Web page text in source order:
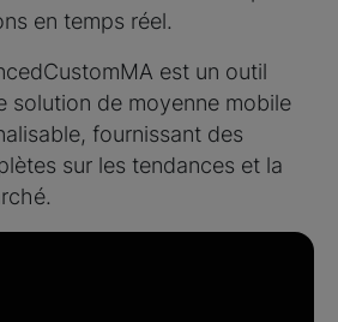
en temps réel.
est un outil
solution de moyenne mobile
fournissant des
sur les tendances et la